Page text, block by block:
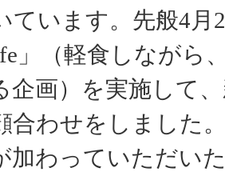
ています。先般4月
」（軽食しながら
企画）を実施して
合わせをしました
加わっていただい